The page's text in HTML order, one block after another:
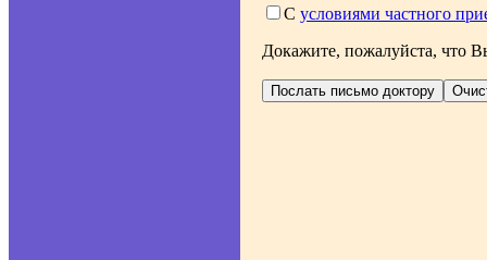
С условиями частного
Докажите, пожалуйста, что